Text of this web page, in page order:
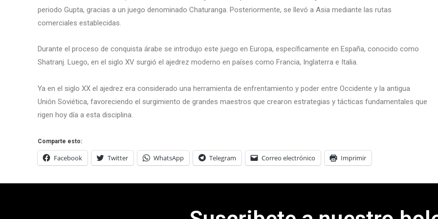
periodo Gupta, gracias a un juego denominado Chaturanga. Posteriormente, se llevó a Asia mediante las rutas
comerciales establecidas.
Durante el proceso de conquista árabe se introdujo este juego en Europa, específicamente en España, conocido como
Shatranj. Luego, en el siglo XV surgió el ajedrez moderno en países como Francia, Inglaterra e Italia.
Ya en el siglo XX el ajedrez era considerado una herramienta de enfrentamiento y poder entre Occidente y la antigua
Unión Soviética, favoreciendo el surgimiento de grandes maestros que crearon estrategias y tácticas fundamentales que
rigen hoy día a esta disciplina.
Comparte esto:
Facebook Twitter WhatsApp Telegram Correo electrónico Imprimir